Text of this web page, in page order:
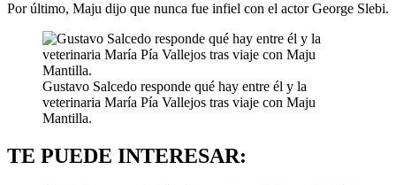
Por último, Maju dijo que nunca fue infiel con el actor George Slebi.
Gustavo Salcedo responde qué hay entre él y la
veterinaria María Pía Vallejos tras viaje con Maju
Mantilla.
TE PUEDE INTERESAR: